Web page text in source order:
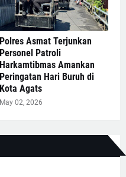
Polres Asmat Terjunkan
Personel Patroli
Harkamtibmas Amankan
Peringatan Hari Buruh di
Kota Agats
May 02, 2026